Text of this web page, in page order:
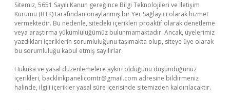
Sitemiz, 5651 Sayılı Kanun gereğince Bilgi Teknolojileri ve İletişim
Kurumu (BTK) tarafından onaylanmış bir Yer Sağlayıcı olarak hizmet
vermektedir. Bu nedenle, sitedeki içerikleri proaktif olarak denetleme
veya araştırma yükümlülüğümüz bulunmamaktadır. Ancak, üyelerimiz
yazdıkları içeriklerin sorumluluğunu taşımakta olup, siteye üye olarak
bu sorumluluğu kabul etmiş sayılırlar.
Hukuka ve yasal düzenlemelere aykırı olduğunu düşündüğünüz
içerikleri, backlinkpanelicomtr@gmail.com adresine bildirmeniz
halinde, ilgili içerikler yasal süre içerisinde sitemizden kaldırılacaktır.